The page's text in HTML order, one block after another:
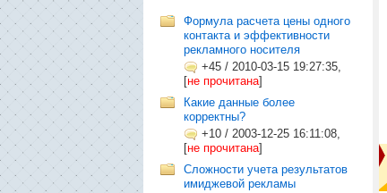
Формула расчета цены одного
контакта и эффективности
рекламного носителя
+45 / 2010-03-15 19:27:35,
[не прочитана]
Какие данные более
корректны?
+10 / 2003-12-25 16:11:08,
[не прочитана]
Cложности учета результатов
имиджевой рекламы